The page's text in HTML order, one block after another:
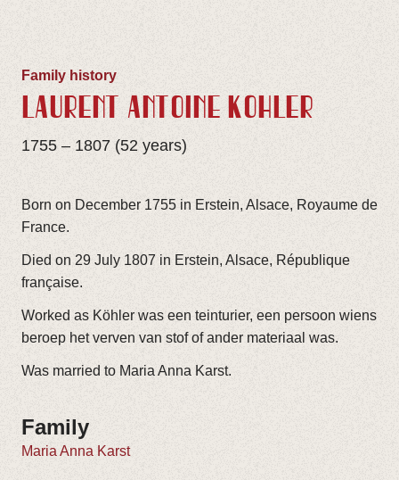
Family history
LAURENT ANTOINE KÖHLER
1755 – 1807 (52 years)
Born on December 1755 in Erstein, Alsace, Royaume de
France.
Died on 29 July 1807 in Erstein, Alsace, République
française.
Worked as Köhler was een teinturier, een persoon wiens
beroep het verven van stof of ander materiaal was.
Was married to Maria Anna Karst.
Family
Maria Anna Karst